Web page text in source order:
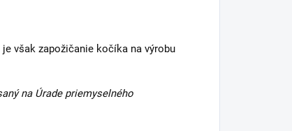
však zapožičanie kočíka na výrobu
na Úrade priemyselného